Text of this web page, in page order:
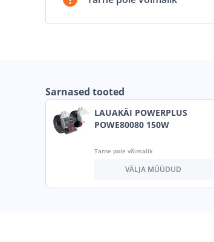
Sarnased tooted
LAUAKÄI POWERPLUS
POWE80080 150W
Tarne pole võimalik
VÄLJA MÜÜDUD